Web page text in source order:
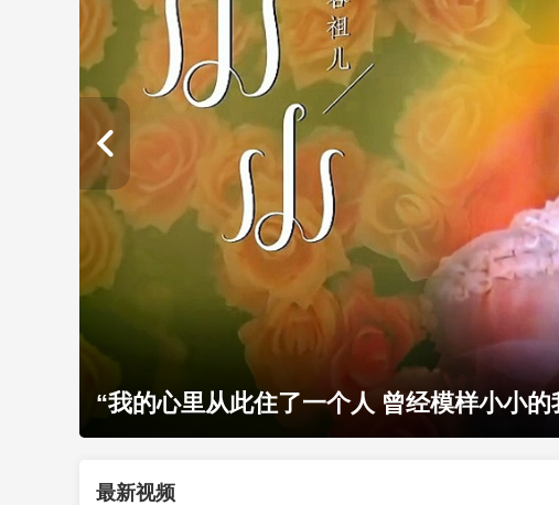
CCTV.节目官网 直播 节目单 片库 热
《锦绣小康》唱响盛世图景 奏一曲时代华
最新视频